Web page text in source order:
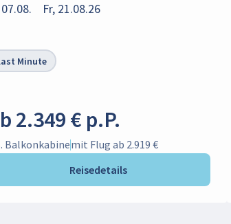
Fr, 21.08.26
Minute
2.349 € p.P.
Balkonkabinemit Flug ab 2.919 €
Reisedetails